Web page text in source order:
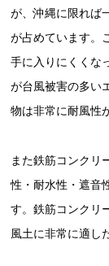
が、沖縄に限れば
が占めています。
手に入りにくくな
が台風被害の多い
物は非常に耐風性
また鉄筋コンクリ
性・耐水性・遮音
す。鉄筋コンクリ
風土に非常に適し